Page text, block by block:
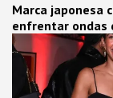
Marca japonesa
enfrentar ondas